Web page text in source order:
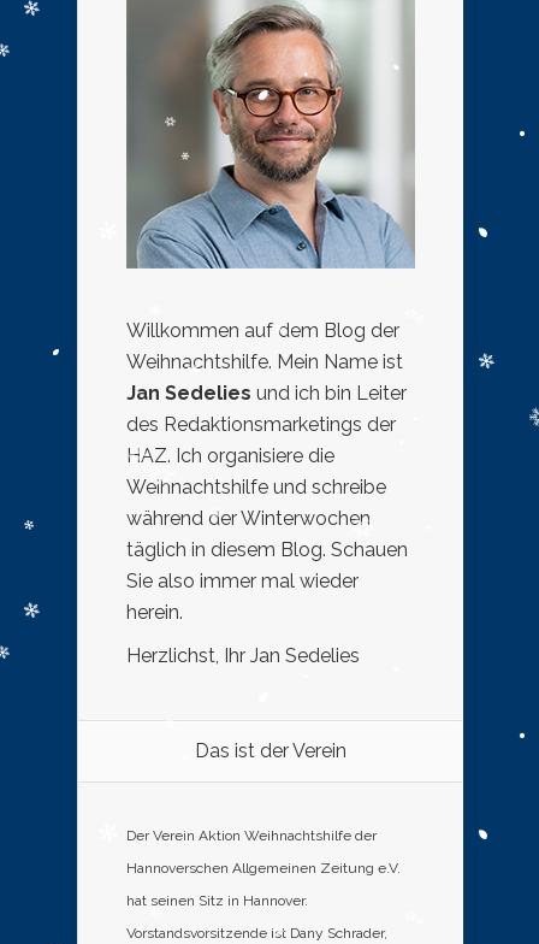
Willkommen auf dem Blog der
Weihnachtshilfe. Mein Name ist
Jan Sedelies und ich bin Leiter
des Redaktionsmarketings der
HAZ. Ich organisiere die
Weihnachtshilfe und schreibe
während der Winterwochen
täglich in diesem Blog. Schauen
Sie also immer mal wieder
herein.
Herzlichst, Ihr Jan Sedelies
Das ist der Verein
Der Verein Aktion Weihnachtshilfe der
Hannoverschen Allgemeinen Zeitung e.V.
hat seinen Sitz in Hannover.
Vorstandsvorsitzende ist Dany Schrader,